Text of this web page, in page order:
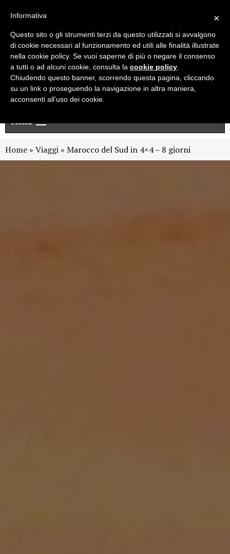
Newsletter
Menu
Home » Viaggi » Marocco del Sud in 4×4 – 8 giorni
×
Informativa
Questo sito o gli strumenti terzi da questo utilizzati si avvalgono
di cookie necessari al funzionamento ed utili alle finalità illustrate
nella cookie policy. Se vuoi saperne di più o negare il consenso
a tutti o ad alcuni cookie, consulta la cookie policy
Chiudendo questo banner, scorrendo questa pagina, cliccando
su un link o proseguendo la navigazione in altra maniera,
acconsenti all’uso dei cookie.